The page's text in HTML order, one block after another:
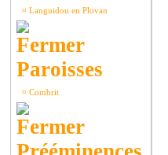
¤ Languidou en Plovan
Paroisses
¤ Combrit